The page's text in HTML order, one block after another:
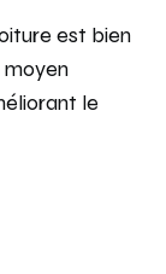
est bien
moyen
le